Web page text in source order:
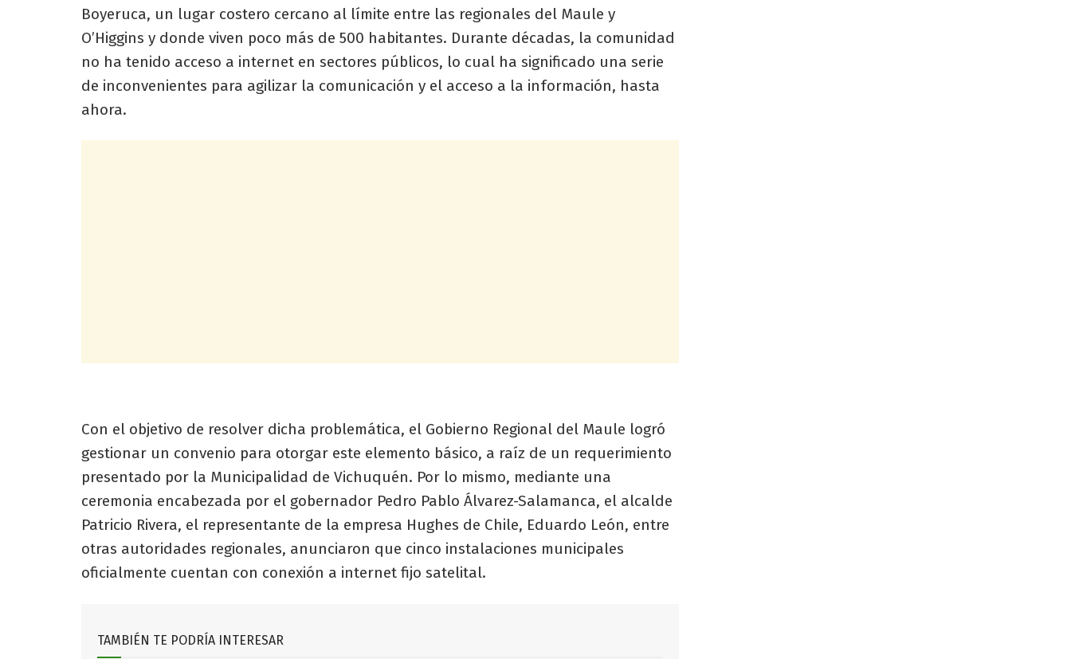
Boyeruca, un lugar costero cercano al límite entre las regionales del Maule y
O’Higgins y donde viven poco más de 500 habitantes. Durante décadas, la comunidad
no ha tenido acceso a internet en sectores públicos, lo cual ha significado una serie
de inconvenientes para agilizar la comunicación y el acceso a la información, hasta
ahora.
Con el objetivo de resolver dicha problemática, el Gobierno Regional del Maule logró
gestionar un convenio para otorgar este elemento básico, a raíz de un requerimiento
presentado por la Municipalidad de Vichuquén. Por lo mismo, mediante una
ceremonia encabezada por el gobernador Pedro Pablo Álvarez-Salamanca, el alcalde
Patricio Rivera, el representante de la empresa Hughes de Chile, Eduardo León, entre
otras autoridades regionales, anunciaron que cinco instalaciones municipales
oficialmente cuentan con conexión a internet fijo satelital.
TAMBIÉN TE PODRÍA INTERESAR